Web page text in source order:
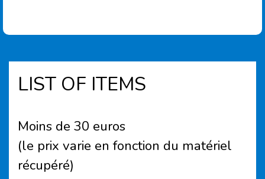
LIST OF ITEMS
Moins de 30 euros
(le prix varie en fonction du matériel
récupéré)